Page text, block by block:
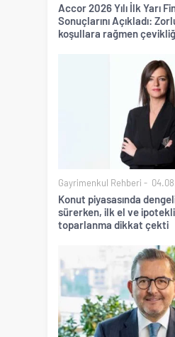
Accor 2026 Yılı İlk Yarı
Sonuçlarını Açıkladı:
koşullara rağmen
Gayrimenkul Rehberi
Konut piyasasında
sürerken, ilk el ve ipotekli
toparlanma dikkat çekti